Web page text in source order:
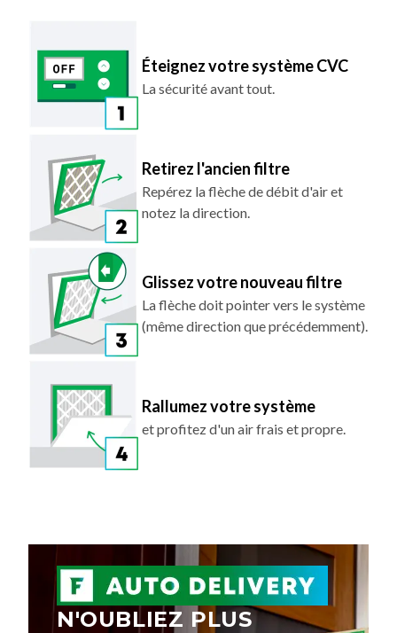
Éteignez votre système CVC
La sécurité avant tout.
Retirez l'ancien filtre
Repérez la flèche de débit d'air et
notez la direction.
Glissez votre nouveau filtre
La flèche doit pointer vers le système
(même direction que précédemment).
Rallumez votre système
et profitez d'un air frais et propre.
N'OUBLIEZ PLUS